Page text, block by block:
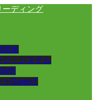
講座
ジ・システム
トGarenT